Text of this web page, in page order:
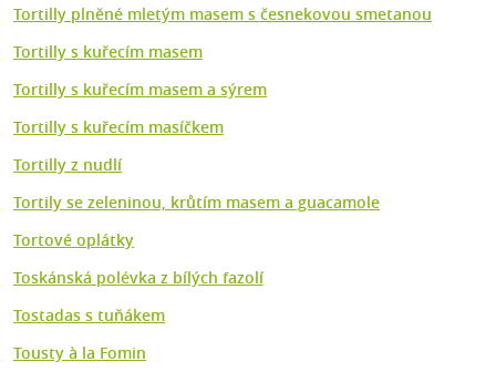
Tortilly plněné mletým masem s česnekovou smetanou
Tortilly s kuřecím masem
Tortilly s kuřecím masem a sýrem
Tortilly s kuřecím masíčkem
Tortilly z nudlí
Tortily se zeleninou, krůtím masem a guacamole
Tortové oplátky
Toskánská polévka z bílých fazolí
Tostadas s tuňákem
Tousty à la Fomin